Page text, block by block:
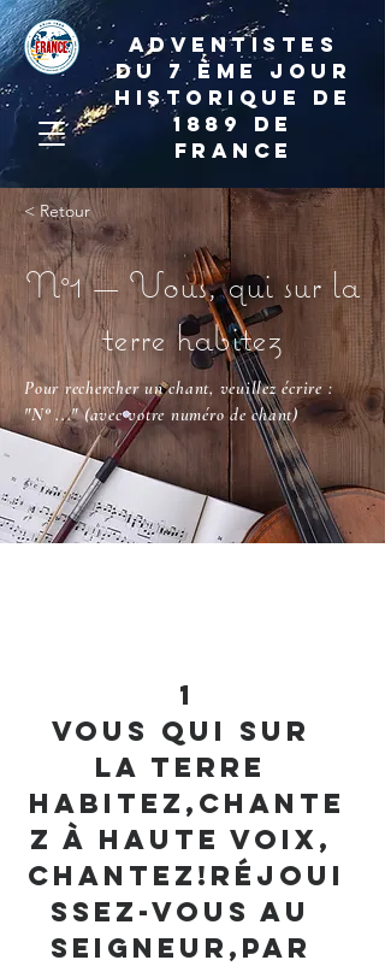
ADVENTISTES
DU 7 ème JOUR
HISTORIQUE DE
1889 de
france
< Retour
N°1 — Vous, qui sur la
terre habitez
Pour rechercher un chant, veuillez écrire :
"N° ..."(avec votre numéro de chant)
1
Vous qui sur
la terre
habitez,Chante
z à haute voix,
chantez!Réjoui
ssez-vous au
Seigneur,Par